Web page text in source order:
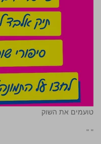
טועמים את השוק
"
"